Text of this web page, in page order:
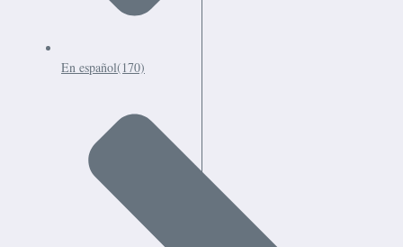
En español(170)